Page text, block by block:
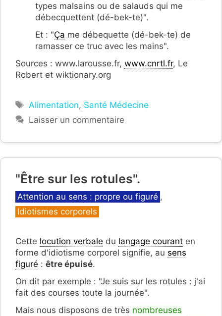
types malsains ou de salauds qui me
débecquettent (dé-bek-te)".
Et : "Ça me débequette (dé-bek-te) de
ramasser ce truc avec les mains".
Sources : www.larousse.fr, www.cnrtl.fr, Le
Robert et wiktionary.org
Étiquettes
Alimentation, Santé Médecine
Laisser un commentaire
"Être sur les rotules".
Catégories
Attention au sens : propre ou figuré ,
Idiotismes corporels
Cette locution verbale du langage courant en
forme d'idiotisme corporel signifie, au sens
figuré : être épuisé.
On dit par exemple : "Je suis sur les rotules : j'ai
fait des courses toute la journée".
Mais nous disposons de très nombreuses